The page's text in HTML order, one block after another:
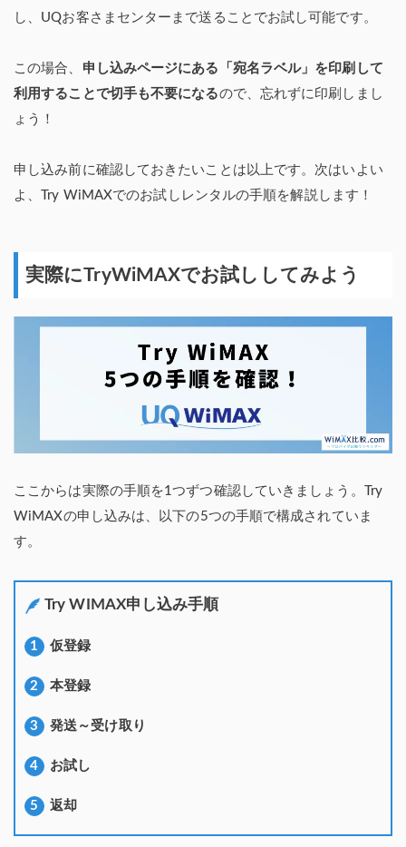
し、UQお客さまセンターまで送ることでお試し可能です。
この場合、 申し込みページにある「宛名ラベル」を印刷して
利用することで切手も不要になるので、忘れずに印刷しまし
ょう！
申し込み前に確認しておきたいことは以上です。次はいよい
よ、Try WiMAXでのお試しレンタルの手順を解説します！
実際にTryWiMAXでお試ししてみよう
ここからは実際の手順を1つずつ確認していきましょう。Try
WiMAXの申し込みは、以下の5つの手順で構成されていま
す。
Try WIMAX申し込み手順
仮登録
本登録
発送～受け取り
お試し
返却